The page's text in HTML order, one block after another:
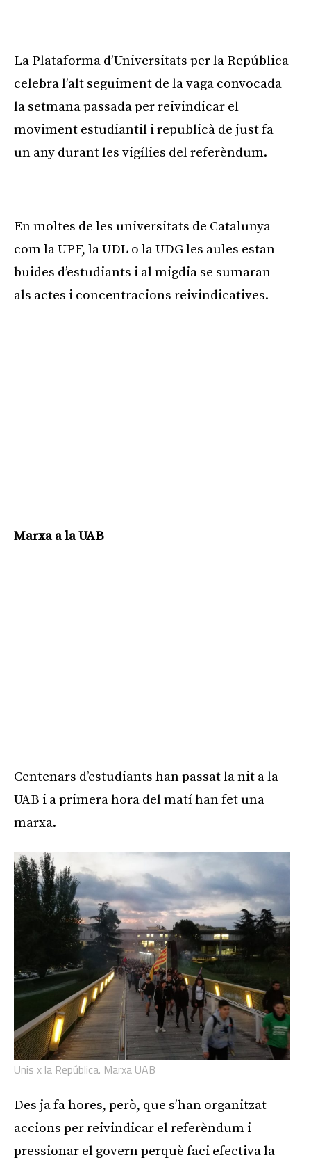
La Plataforma d’Universitats per la República
celebra l’alt seguiment de la vaga convocada
la setmana passada per reivindicar el
moviment estudiantil i republicà de just fa
un any durant les vigílies del referèndum.
En moltes de les universitats de Catalunya
com la UPF, la UDL o la UDG les aules estan
buides d’estudiants i al migdia se sumaran
als actes i concentracions reivindicatives.
Marxa a la UAB
Centenars d’estudiants han passat la nit a la
UAB i a primera hora del matí han fet una
marxa.
Unis x la República. Marxa UAB
Des ja fa hores, però, que s’han organitzat
accions per reivindicar el referèndum i
pressionar el govern perquè faci efectiva la